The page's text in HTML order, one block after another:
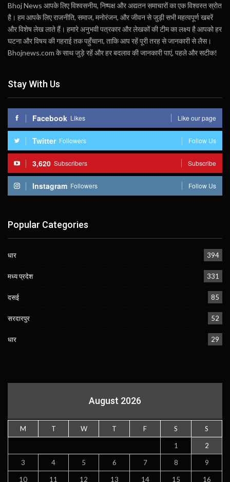
Bhoj News आपके लिए विश्वसनीय, निष्पक्ष और अद्यतन समाचारों का एक विश्वस्त स्रोत
है। हम आपके लिए राजनीति, समाज, मनोरंजन, और जीवन से जुड़ी सभी महत्वपूर्ण खबरें
और विशेष लेख लाते हैं। हमारे अनुभवी पत्रकार और लेखकों की टीम का लक्ष्य है आपको हर
घटना और विषय की गहराई तक पहुँचाना, ताकि आप रहें पूरी तरह से जानकारी से लैस।
Bhojnews.com के साथ जुड़े रहें और हर बदलाव की जानकारी पाएं, पहले और सटीक!
Stay With Us
Facebook Likes Like our page
Twitter Followers Follow Us
3,620 Subscribers Subscribe
Instagram Followers Follow Us
Popular Categories
धार 394
मध्य प्रदेश 331
दसई 85
सरदारपुर 52
धार 29
August 2026
M T W T F S S
1 2
3 4 5 6 7 8 9
10 11 12 13 14 15 16